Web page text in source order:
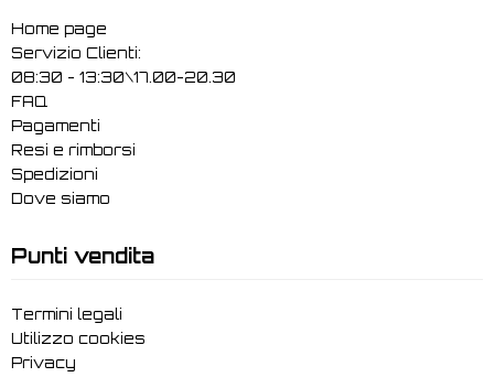
Home page
Servizio Clienti:
08:30 - 13:30\17.00-20.30
FAQ
Pagamenti
Resi e rimborsi
Spedizioni
Dove siamo
Punti vendita
Termini legali
Utilizzo cookies
Privacy